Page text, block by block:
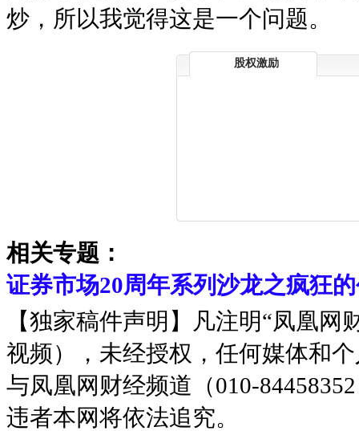
炒，所以我觉得这是一个问题。
股权激励
相关专题：
证券市场20周年系列沙龙之疯狂
【独家稿件声明】凡注明“凤凰
视频），未经授权，任何媒体和
与凤凰网财经频道（010-
违者本网将依法追究。